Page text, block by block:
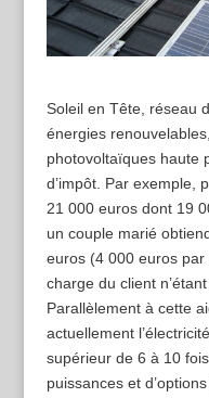
Soleil en Tête, réseau
énergies
photovoltaïques haute
d’impôt. Par exemple,
21 000 euros dont 19
un couple marié
euros (4 000 euros
charge du client
Parallèlement à cette
actuellement
supérieur de 6 à 10
puissances et